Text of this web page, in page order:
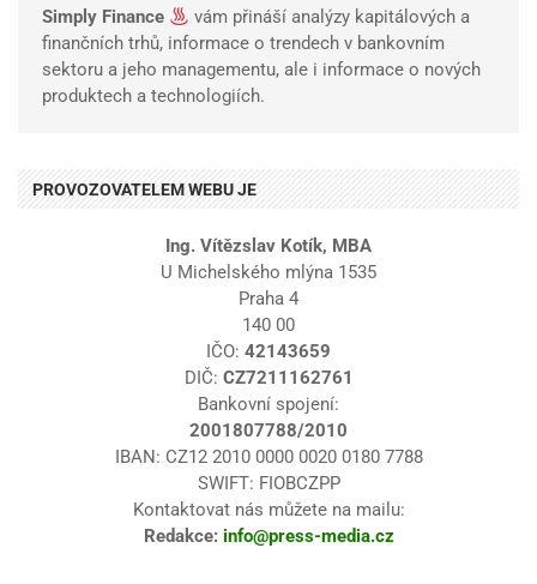
Simply Finance
vám přináší analýzy kapitálových a
finančních trhů, informace o trendech v bankovním
sektoru a jeho managementu, ale i informace o nových
produktech a technologiích.
PROVOZOVATELEM WEBU JE
Ing. Vítězslav Kotík, MBA
U Michelského mlýna 1535
Praha 4
140 00
IČO: 42143659
DIČ: CZ7211162761
Bankovní spojení:
2001807788/2010
IBAN: CZ12 2010 0000 0020 0180 7788
SWIFT: FIOBCZPP
Kontaktovat nás můžete na mailu:
Redakce: info@press-media.cz